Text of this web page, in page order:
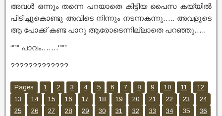
അവൾ ഒന്നും തന്നെ പറയാതെ കിട്ടിയ പൈസ കയ്യിൽ
പിടിച്ചുകൊണ്ടു അവിടെ നിന്നും നടന്നകന്നു….. അവളുടെ
ആ പോക്ക് കണ്ട പാറു ആരോടെന്നില്ലാതെ പറഞ്ഞു…..
‘””” പാവം…….'”””
?????????????
Pages 1 2 3 4 5 6 7 8 9 10 11
12
13
14 15 16 17 18 19 20 21 22 23
24
25
26 27 28 29 30 31 32 33 34 35
36